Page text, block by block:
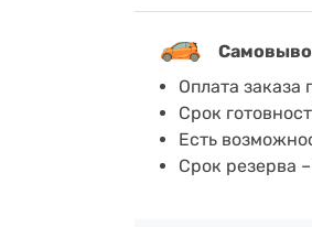
Оплата
Срок
Есть
Срок резерва